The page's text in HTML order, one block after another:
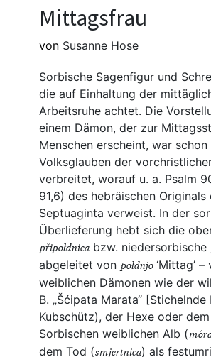
Mittagsfrau